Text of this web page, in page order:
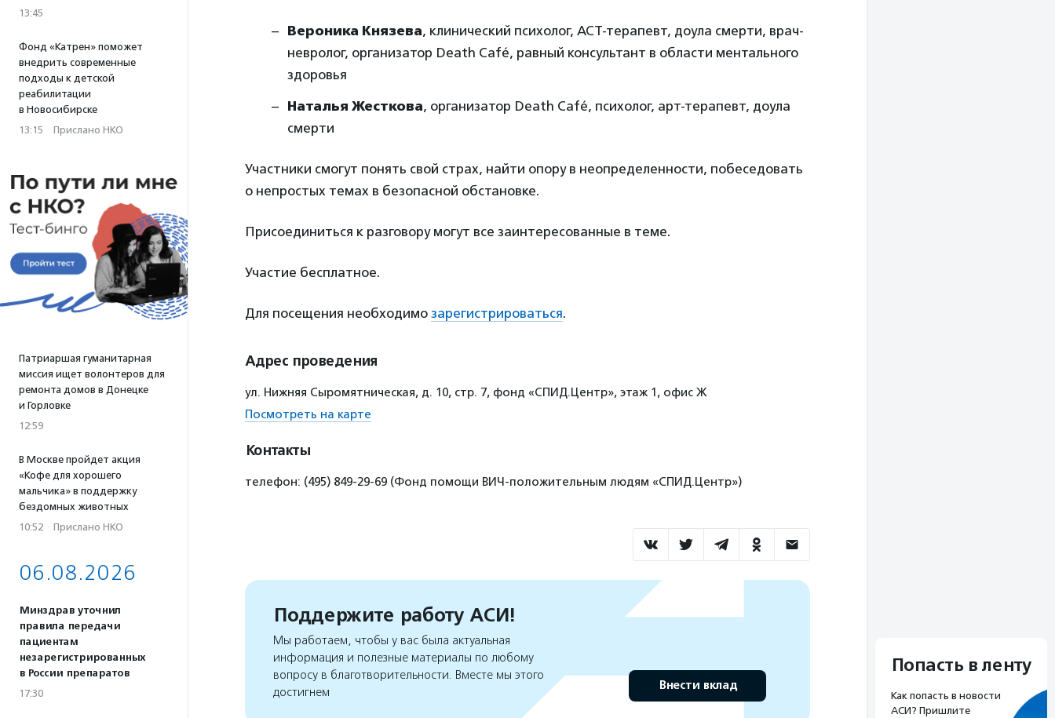
13:45
Фонд «Катрен» поможет
внедрить современные
подходы к детской
реабилитации
в Новосибирске
13:15 · Прислано НКО
Патриаршая гуманитарная
миссия ищет волонтеров для
ремонта домов в Донецке
и Горловке
12:59
В Москве пройдет акция
«Кофе для хорошего
мальчика» в поддержку
бездомных животных
10:52 · Прислано НКО
06.08.2026
Минздрав уточнил
правила передачи
пациентам
незарегистрированных
в России препаратов
17:30
Вероника Князева, клинический психолог, АСТ-терапевт, доула смерти, врач-
невролог, организатор Death Café, равный консультант в области ментального
здоровья
Наталья Жесткова, организатор Death Café, психолог, арт-терапевт, доула
смерти
Участники смогут понять свой страх, найти опору в неопределенности, побеседовать
о непростых темах в безопасной обстановке.
Присоединиться к разговору могут все заинтересованные в теме.
Участие бесплатное.
Для посещения необходимо зарегистрироваться.
Адрес проведения
ул. Нижняя Сыромятническая, д. 10, стр. 7, фонд «СПИД.Центр», этаж 1, офис Ж
Посмотреть на карте
Контакты
телефон: (495) 849-29-69 (Фонд помощи ВИЧ-положительным людям «СПИД.Центр»)
Поддержите работу АСИ!
Мы работаем, чтобы у вас была актуальная
информация и полезные материалы по любому
вопросу в благотворительности. Вместе мы этого
достигнем
Внести вклад
Попасть в ленту
Как попасть в новости
АСИ? Пришлите